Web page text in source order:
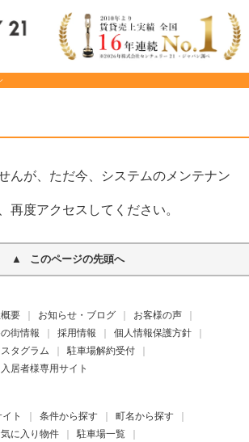
んが、ただ今、システムのメンテナン
再度アクセスしてください。
このページの先頭へ
要 お知らせ・ブログ
お客様の声
街情報 採用情報
個人情報保護方針
タグラム
駐車場解約受付
入居者様専用サイト
ト 条件から探す
町名から探す
に入り物件
駐車場一覧